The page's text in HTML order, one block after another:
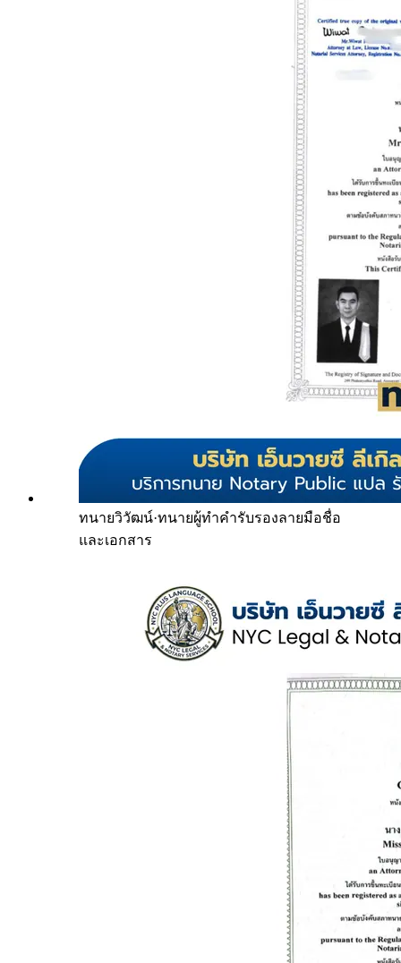
ทนายวิวัฒน์·ทนายผู้ทำคำรับรองลายมือชื่อ
และเอกสาร